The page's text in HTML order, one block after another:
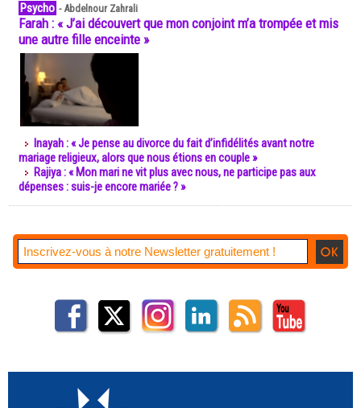
Psycho -Abdelnour Zahrali
Farah : « J’ai découvert que mon conjoint m’a trompée et mis
une autre fille enceinte »
Inayah : « Je pense au divorce du fait d’infidélités avant notre
mariage religieux, alors que nous étions en couple »
Rajiya : « Mon mari ne vit plus avec nous, ne participe pas aux
dépenses : suis-je encore mariée ? »